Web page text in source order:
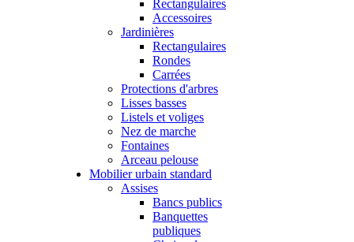
Rectangulaires
Accessoires
Jardinières
Rectangulaires
Rondes
Carrées
Protections d'arbres
Lisses basses
Listels et voliges
Nez de marche
Fontaines
Arceau pelouse
Mobilier urbain standard
Assises
Bancs publics
Banquettes
publiques